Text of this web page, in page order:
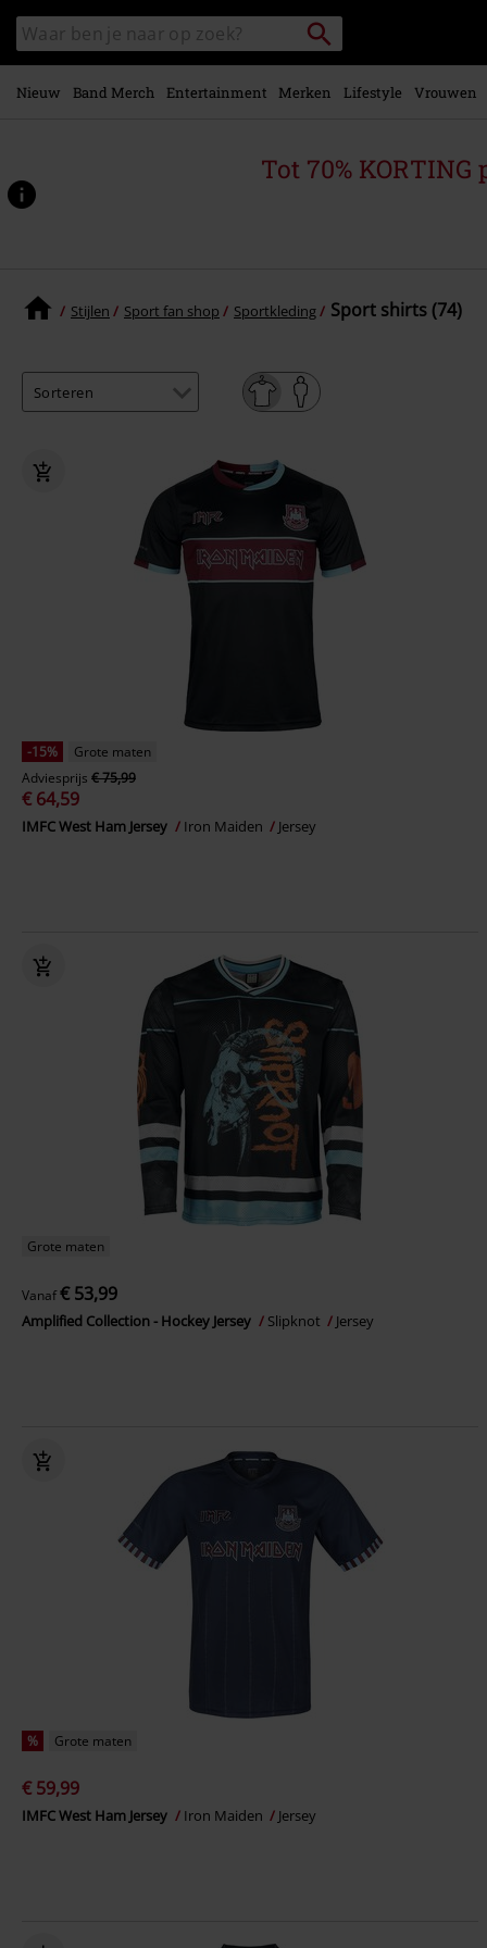
naar
hoofdinhoud
Zoek
in
catalogus
Packstation
zoeken
Nieuw Band Merch Entertainment Merken Lifestyle Vrouwen
Tot 70% KORTING
Stijlen Sport fan shop Sportkleding Sport shirts (74)
-15%
Grote maten
Adviesprijs € 75,99
€ 64,59
IMFC West Ham Jersey Iron Maiden Jersey
Grote maten
Vanaf€ 53,99
Amplified Collection - Hockey Jersey Slipknot Jersey
% Grote maten
€ 59,99
IMFC West Ham Jersey Iron Maiden Jersey